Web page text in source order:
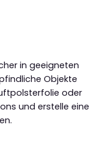
in geeigneten
Objekte
oder
und erstelle eine